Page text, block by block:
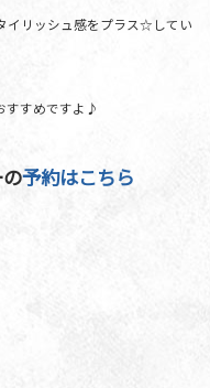
イリッシュ感をプラス☆してい
すすめですよ♪
予約はこちら